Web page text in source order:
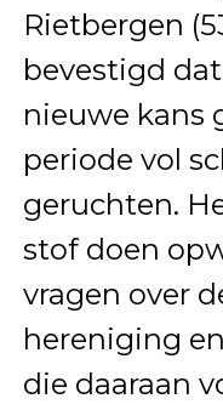
Rietbergen
bevestigd
nieuwe kans
periode vol
geruchten.
stof doen
vragen over
hereniging
die daaraan